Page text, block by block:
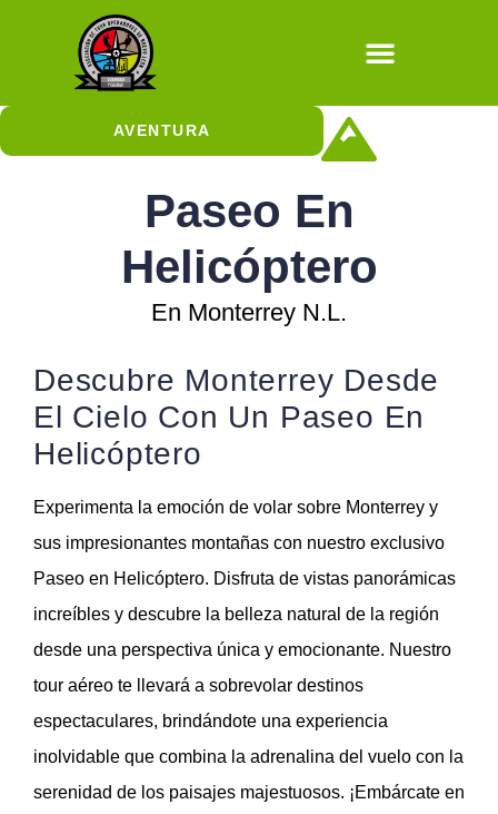
AVENTURA
Paseo En
Helicóptero
En Monterrey N.L.
Descubre Monterrey Desde
El Cielo Con Un Paseo En
Helicóptero
Experimenta la emoción de volar sobre Monterrey y
sus impresionantes montañas con nuestro exclusivo
Paseo en Helicóptero. Disfruta de vistas panorámicas
increíbles y descubre la belleza natural de la región
desde una perspectiva única y emocionante. Nuestro
tour aéreo te llevará a sobrevolar destinos
espectaculares, brindándote una experiencia
inolvidable que combina la adrenalina del vuelo con la
serenidad de los paisajes majestuosos. ¡Embárcate en